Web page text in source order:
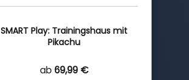
SMART Play: Trainingshaus mit
Pikachu
ab 69,99 €